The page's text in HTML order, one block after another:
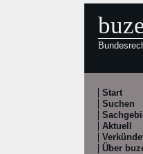
Start
Suchen
Aktuell
Über